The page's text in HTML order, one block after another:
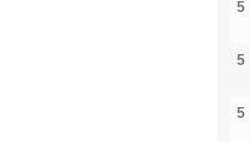
5
5
5